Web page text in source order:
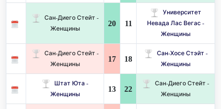
Сан-Диего Стейт -
Женщины
20 11
Университет
Невада Лас Вегас -
Женщины
Сан-Диего Стейт -
Женщины
17 18
Сан-Хосе Стэйт -
Женщины
Штат Юта -
Женщины
13 22
Сан-Диего Стейт -
Женщины